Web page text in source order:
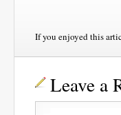
If you enjoyed this
Leave a